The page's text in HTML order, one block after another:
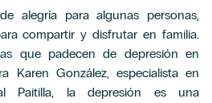
alegría para algunas personas,
compartir y disfrutar en familia.
que padecen de depresión en
Karen González, especialista en
Paitilla, la depresión es una